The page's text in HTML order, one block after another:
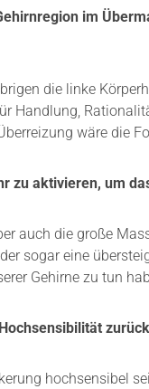
im
die linke
Handlung,
wäre die
zu aktivieren, um
auch die große
sogar eine
Gehirne zu tun
hochsensibel